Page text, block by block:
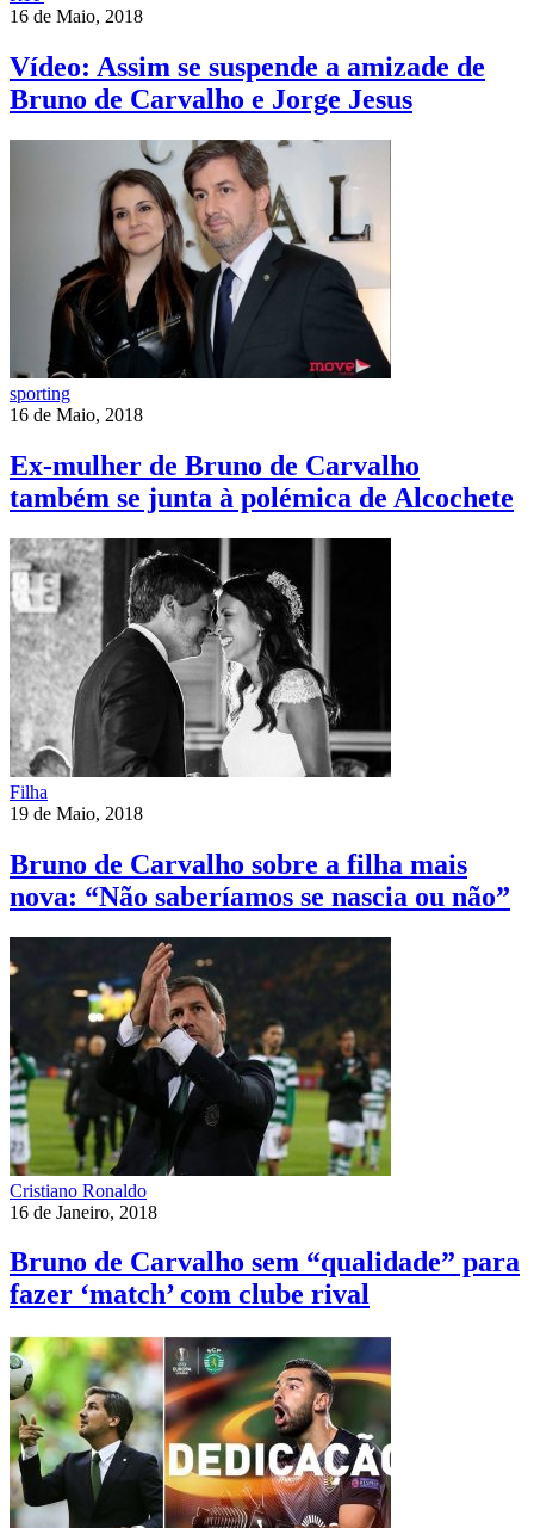
16 de Maio, 2018
Vídeo: Assim se suspende a amizade de
Bruno de Carvalho e Jorge Jesus
sporting
16 de Maio, 2018
Ex-mulher de Bruno de Carvalho
também se junta à polémica de Alcochete
Filha
19 de Maio, 2018
Bruno de Carvalho sobre a filha mais
nova: “Não saberíamos se nascia ou não”
Cristiano Ronaldo
16 de Janeiro, 2018
Bruno de Carvalho sem “qualidade” para
fazer ‘match’ com clube rival